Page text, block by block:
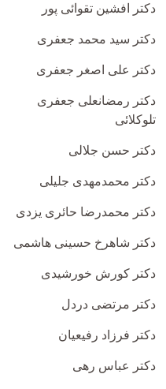
دکتر افشین تقوائی پور
دکتر سید محمد جعفری
دکتر علی اصغر جعفری
دکتر رمضانعلی جعفری
تلوکلائی
دکتر حسن جلالی
دکتر محمدمهدی جلیلی
دکتر محمدرضا حائری یزدی
دکتر شاهرخ حسینی هاشمی
دکتر کورش خورشیدی
دکتر مرتضی دردل
دکتر فرزاد رفیعیان
دکتر عباس رهی